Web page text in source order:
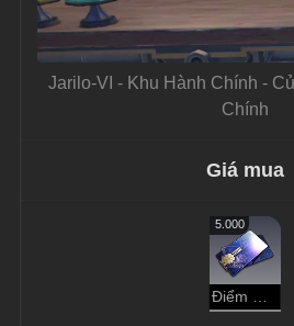
Jarilo-VI - Khu Hành Chính -
Chính
Giá mua
5.000